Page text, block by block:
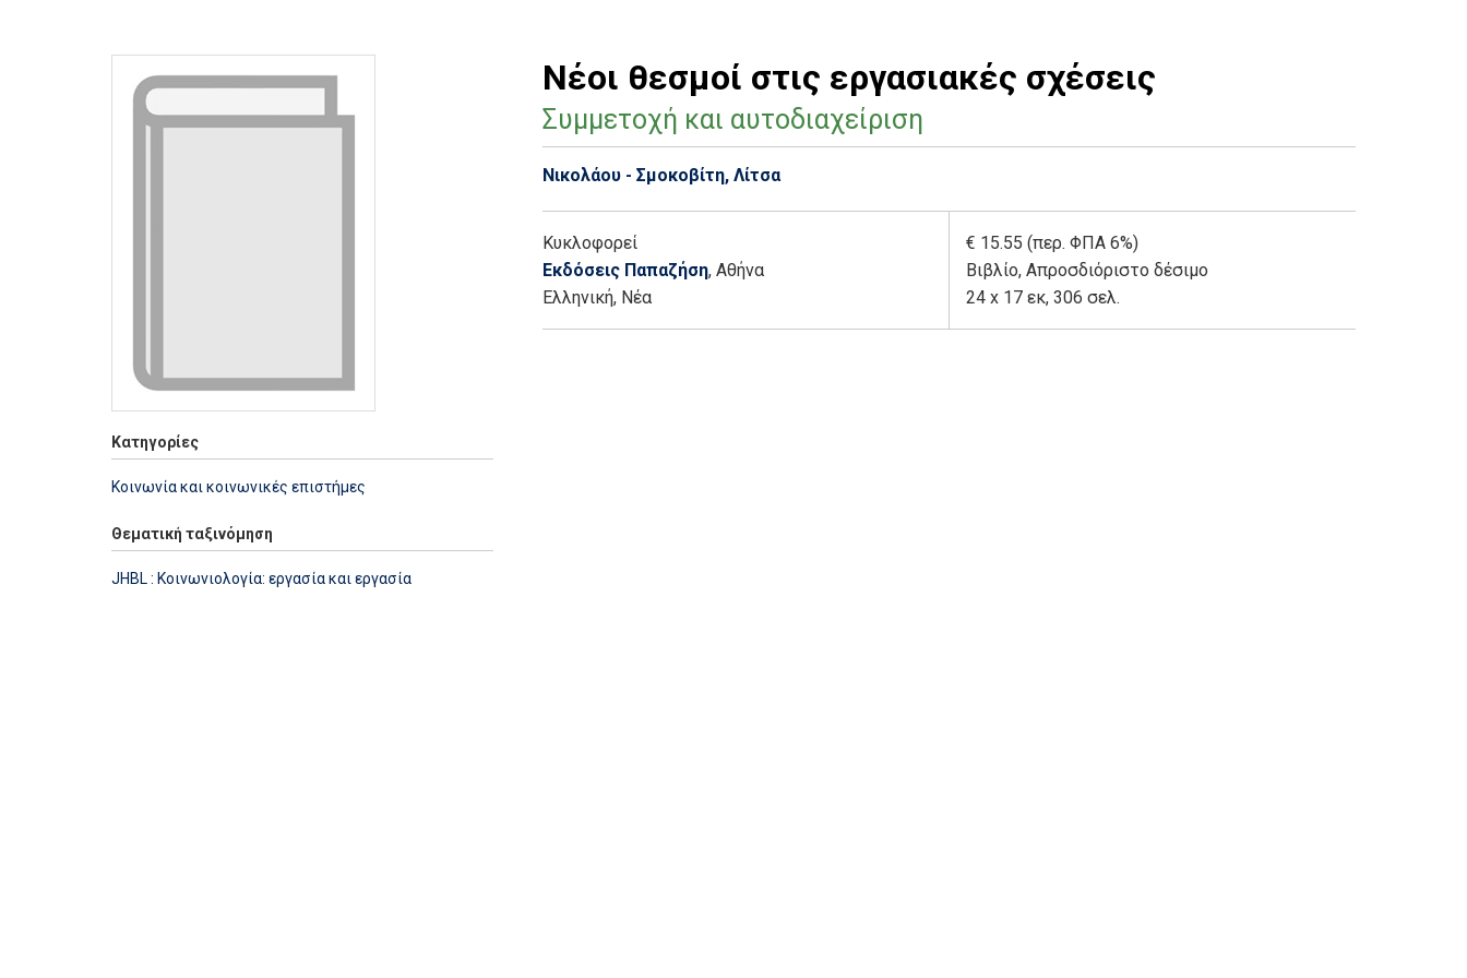
Κατηγορίες
Κοινωνία και κοινωνικές επιστήμες
Θεματική ταξινόμηση
JHBL : Κοινωνιολογία: εργασία και εργασία
Νέοι θεσμοί στις εργασιακές σχέσεις
Συμμετοχή και αυτοδιαχείριση
Νικολάου - Σμοκοβίτη, Λίτσα
Κυκλοφορεί
Εκδόσεις Παπαζήση, Αθήνα
Ελληνική, Νέα
€ 15.55 (περ. ΦΠΑ 6%)
Βιβλίο, Απροσδιόριστο δέσιμο
24 x 17 εκ, 306 σελ.